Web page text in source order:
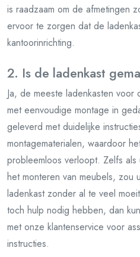
is raadzaam om de afmetingen
ervoor te zorgen dat de
kantoorinrichting.
2. Is de ladenkast
Ja, de meeste ladenkasten
met eenvoudige montage in
geleverd met duidelijke
montagematerialen, waardoor
probleemloos verloopt. Zelfs
het monteren van meubels, zou
ladenkast zonder al te veel
toch hulp nodig hebben, dan
met onze klantenservice voor
instructies.